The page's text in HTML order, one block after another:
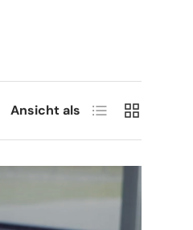
Ansicht als Produktliste